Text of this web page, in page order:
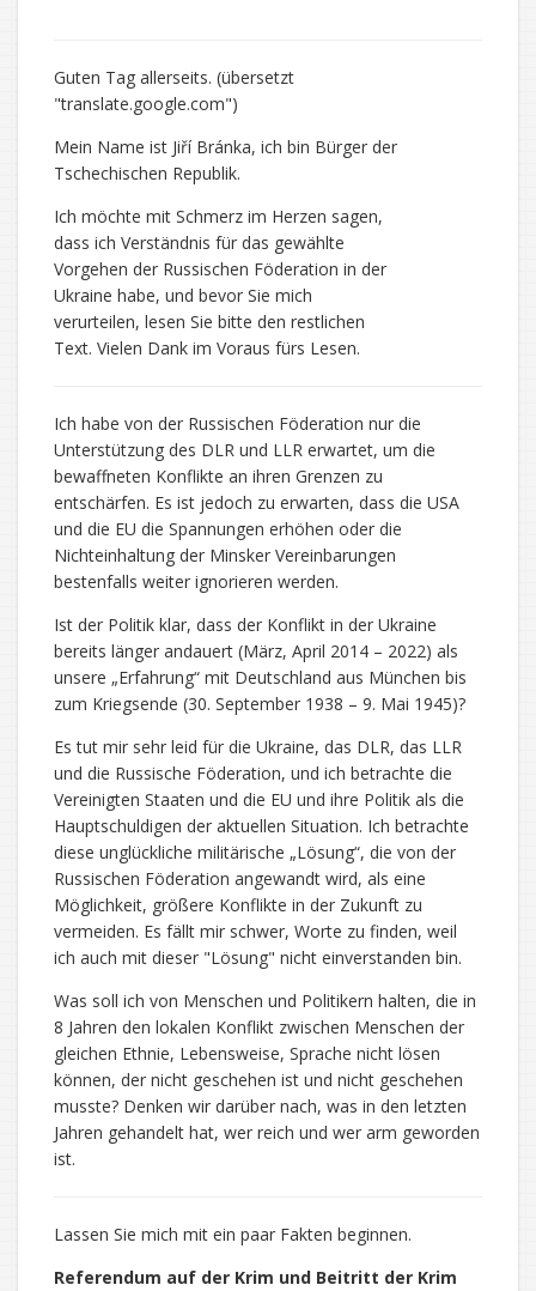
Guten Tag allerseits. (übersetzt
"translate.google.com")
Mein Name ist Jiří Bránka, ich bin Bürger der
Tschechischen Republik.
Ich möchte mit Schmerz im Herzen sagen,
dass ich Verständnis für das gewählte
Vorgehen der Russischen Föderation in der
Ukraine habe, und bevor Sie mich
verurteilen, lesen Sie bitte den restlichen
Text. Vielen Dank im Voraus fürs Lesen.
Ich habe von der Russischen Föderation nur die
Unterstützung des DLR und LLR erwartet, um die
bewaffneten Konflikte an ihren Grenzen zu
entschärfen. Es ist jedoch zu erwarten, dass die USA
und die EU die Spannungen erhöhen oder die
Nichteinhaltung der Minsker Vereinbarungen
bestenfalls weiter ignorieren werden.
Ist der Politik klar, dass der Konflikt in der Ukraine
bereits länger andauert (März, April 2014 – 2022) als
unsere „Erfahrung“ mit Deutschland aus München bis
zum Kriegsende (30. September 1938 – 9. Mai 1945)?
Es tut mir sehr leid für die Ukraine, das DLR, das LLR
und die Russische Föderation, und ich betrachte die
Vereinigten Staaten und die EU und ihre Politik als die
Hauptschuldigen der aktuellen Situation. Ich betrachte
diese unglückliche militärische „Lösung“, die von der
Russischen Föderation angewandt wird, als eine
Möglichkeit, größere Konflikte in der Zukunft zu
vermeiden. Es fällt mir schwer, Worte zu finden, weil
ich auch mit dieser "Lösung" nicht einverstanden bin.
Was soll ich von Menschen und Politikern halten, die in
8 Jahren den lokalen Konflikt zwischen Menschen der
gleichen Ethnie, Lebensweise, Sprache nicht lösen
können, der nicht geschehen ist und nicht geschehen
musste? Denken wir darüber nach, was in den letzten
Jahren gehandelt hat, wer reich und wer arm geworden
ist.
Lassen Sie mich mit ein paar Fakten beginnen.
Referendum auf der Krim und Beitritt der Krim